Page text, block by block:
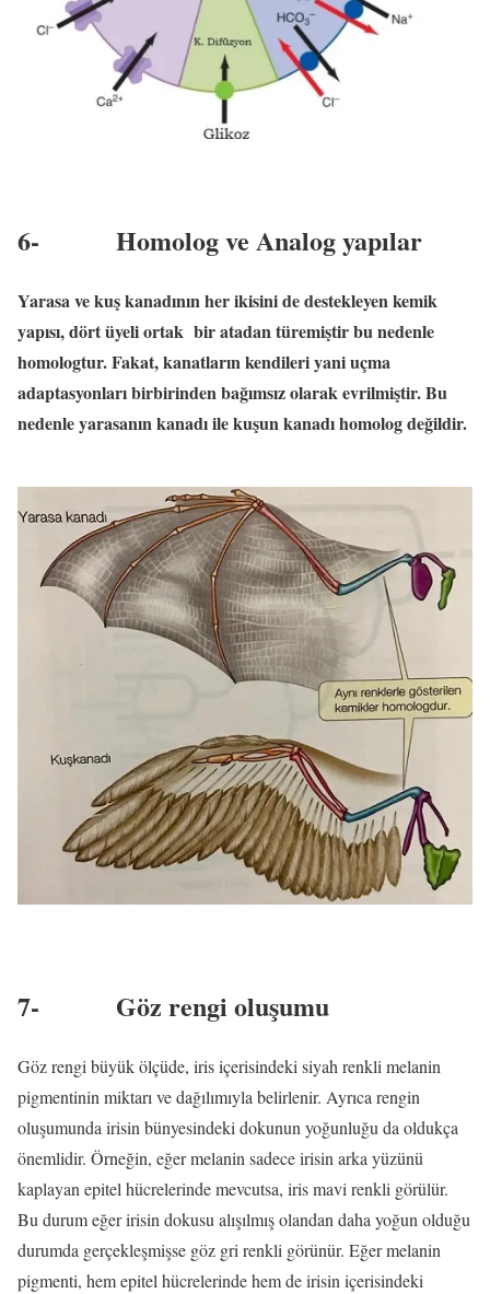
6- Homolog ve Analog yapılar
Yarasa ve kuş kanadının her ikisini de destekleyen kemik
yapısı, dört üyeli ortak bir atadan türemiştir bu nedenle
homologtur. Fakat, kanatların kendileri yani uçma
adaptasyonları birbirinden bağımsız olarak evrilmiştir. Bu
nedenle yarasanın kanadı ile kuşun kanadı homolog değildir.
7- Göz rengi oluşumu
Göz rengi büyük ölçüde, iris içerisindeki siyah renkli melanin
pigmentinin miktarı ve dağılımıyla belirlenir. Ayrıca rengin
oluşumunda irisin bünyesindeki dokunun yoğunluğu da oldukça
önemlidir. Örneğin, eğer melanin sadece irisin arka yüzünü
kaplayan epitel hücrelerinde mevcutsa, iris mavi renkli görülür.
Bu durum eğer irisin dokusu alışılmış olandan daha yoğun olduğu
durumda gerçekleşmişse göz gri renkli görünür. Eğer melanin
pigmenti, hem epitel hücrelerinde hem de irisin içerisindeki